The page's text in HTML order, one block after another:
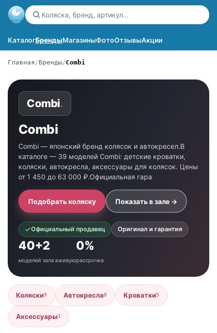
КаталогБрендыМагазиныФотоОтзывыАкции
Главная Бренды Combi
Combi.
Combi
Combi — японский бренд колясок и автокресел.В
каталоге — 39 моделей Combi: детские кроватки,
коляски, автокресла, аксессуары для колясок. Цены
от 1 450 до 63 000 ₽.Официальная гара
Подобрать коляску Показать в зале →
Официальный продавец Оригинал и гарантия
40+
моделей
2
зала вживую
0%
рассрочка
Коляски9 Автокресла8 Кроватки5
Аксессуары1